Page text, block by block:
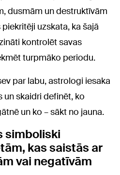
dusmām un destruktīvām
uzskata, ka šajā
kontrolēt savas
turpmāko periodu.
par labu, astrologi iesaka
un skaidri definēt, ko
un ko – sākt no jauna.
simboliski
kas saistās ar
vai negatīvām